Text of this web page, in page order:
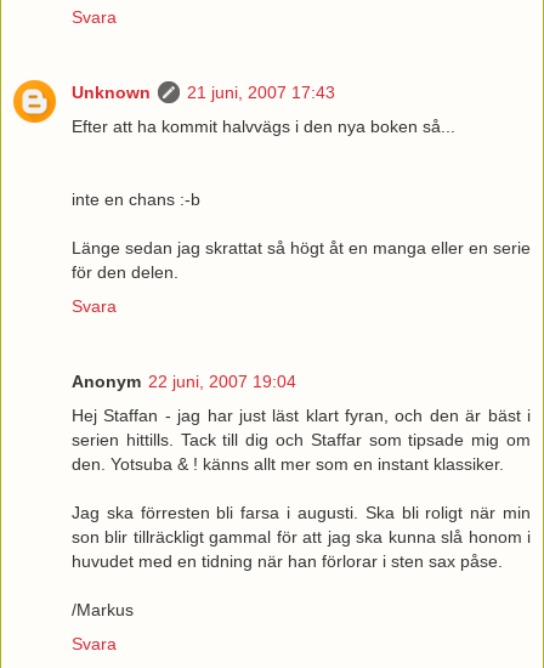
Svara
Unknown
21 juni, 2007 17:43
Efter att ha kommit halvvägs i den nya boken så...
inte en chans :-b
Länge sedan jag skrattat så högt åt en manga eller en serie
för den delen.
Svara
Anonym 22 juni, 2007 19:04
Hej Staffan - jag har just läst klart fyran, och den är bäst i
serien hittills. Tack till dig och Staffar som tipsade mig om
den. Yotsuba & ! känns allt mer som en instant klassiker.
Jag ska förresten bli farsa i augusti. Ska bli roligt när min
son blir tillräckligt gammal för att jag ska kunna slå honom i
huvudet med en tidning när han förlorar i sten sax påse.
/Markus
Svara